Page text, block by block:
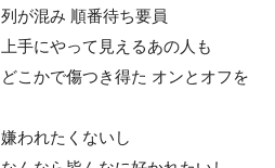
列が混み 順番待ち要員
上手にやって見えるあの人も
どこかで傷つき得た オンとオフを
嫌われたくないし